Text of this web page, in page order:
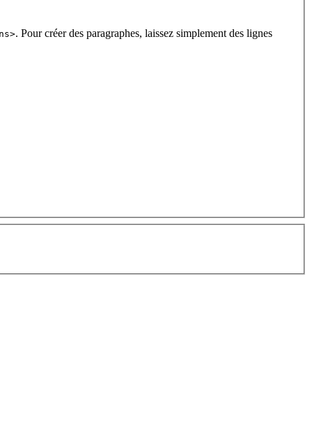
. Pour créer des paragraphes, laissez simplement des lignes